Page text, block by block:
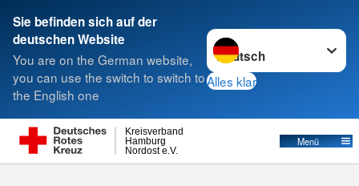
Sie befinden sich auf der
deutschen Website
You are on the German website,
you can use the switch to switch to
the English one
Sprache wechseln zu
Alles klar
Nordost e.V.
Hamburg
Kreisverband
Menü
Suche